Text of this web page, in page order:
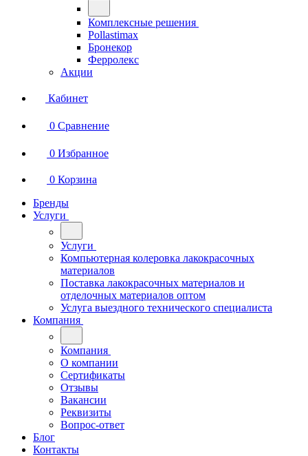
Комплексные решения
Pollastimax
Бронекор
Ферролекс
Акции
Кабинет
0 Сравнение
0 Избранное
0 Корзина
Бренды
Услуги
Услуги
Компьютерная колеровка лакокрасочных
материалов
Поставка лакокрасочных материалов и
отделочных материалов оптом
Услуга выездного технического специалиста
Компания
Компания
О компании
Сертификаты
Отзывы
Вакансии
Реквизиты
Вопрос-ответ
Блог
Контакты